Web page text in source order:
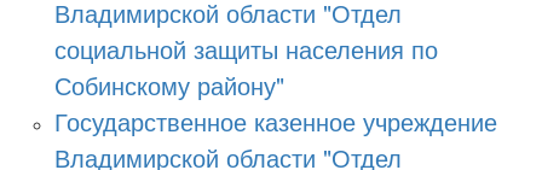
Владимирской области "Отдел
социальной защиты населения по
Собинскому району"
Государственное казенное учреждение
Владимирской области "Отдел